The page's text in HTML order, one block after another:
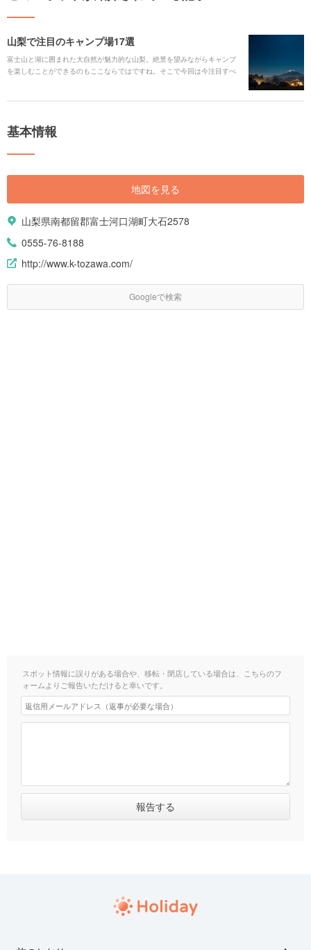
山梨で注目のキャンプ場17選
富士山と湖に囲まれた大自然が魅力的な山梨。絶景を望みながらキャンプ
を楽しむことができるのもここならではですね。そこで今回は今注目すべ
基本情報
地図を見る
山梨県南都留郡富士河口湖町大石2578
0555-76-8188
http://www.k-tozawa.com/
Googleで検索
スポット情報に誤りがある場合や、移転・閉店している場合は、こちらのフ
ォームよりご報告いただけると幸いです。